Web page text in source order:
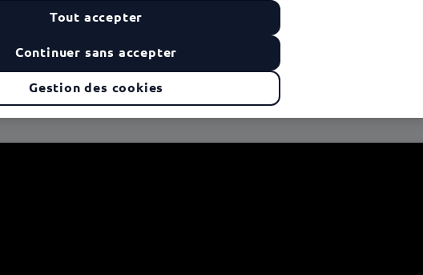
Gestion des cookies
Continuer sans accepter
Tout accepter